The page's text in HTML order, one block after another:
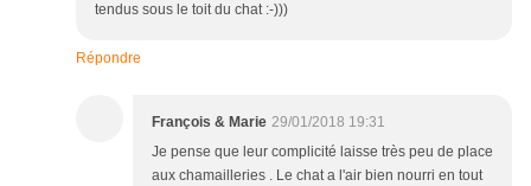
tendus sous le toit du chat :-)))
Répondre
François & Marie 29/01/2018 19:31
Je pense que leur complicité laisse très peu de place
aux chamailleries . Le chat a l'air bien nourri en tout